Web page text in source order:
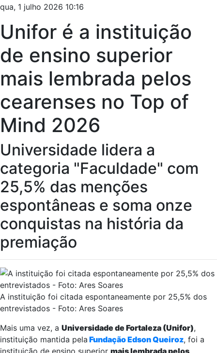
qua, 1 julho 2026 10:16
Unifor é a instituição
de ensino superior
mais lembrada pelos
cearenses no Top of
Mind 2026
Universidade lidera a
categoria "Faculdade" com
25,5% das menções
espontâneas e soma onze
conquistas na história da
premiação
A instituição foi citada espontaneamente por 25,5% dos
entrevistados - Foto: Ares Soares
Mais uma vez, a Universidade de Fortaleza (Unifor),
instituição mantida pela Fundação Edson Queiroz, foi a